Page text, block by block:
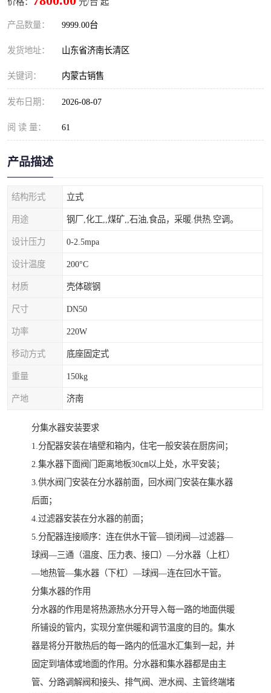
产品数量： 9999.00台
发货地址： 山东省济南长清区
关键词： 内蒙古销售
发布日期： 2026-08-07
阅 读 量： 61
产品描述
结构形式 立式
用途 钢厂,化工,,煤矿,,石油,食品，采暖.供热.空调。
设计压力 0-2.5mpa
设计温度 200°C
材质 壳体碳钢
尺寸 DN50
功率 220W
移动方式 底座固定式
重量 150kg
产地 济南
分集水器安装要求
1.分配器安装在墙壁和箱内，住宅一般安装在厨房间；
2.集水器下面阀门距离地板30㎝以上处，水平安装；
3.供水阀门安装在分水器前面，回水阀门安装在集水器
后面；
4.过滤器安装在分水器的前面；
5.分配器连接顺序：连在供水干管—锁闭阀—过滤器—
球阀—三通（温度、压力表、接口）—分水器（上杠）
—地热管—集水器（下杠）—球阀—连在回水干管。
分集水器的作用
分水器的作用是将热源热水分开导入每一路的地面供暖
所铺设的管内，实现分室供暖和调节温度的目的。集水
器是将分开散热后的每一路内的低温水汇集到一起，并
固定到墙体或地面的作用。分水器和集水器都是由主
管、分路调解阀和接头、排气阀、泄水阀、主管终端堵